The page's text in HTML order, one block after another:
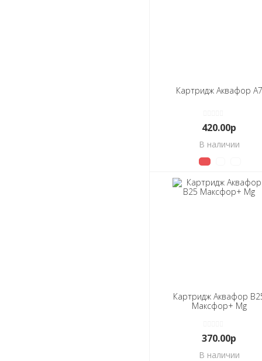
Картридж Аквафор А7
420.00р
В наличии
Картридж Аквафор
Максфор+ Mg
370.00р
В наличии